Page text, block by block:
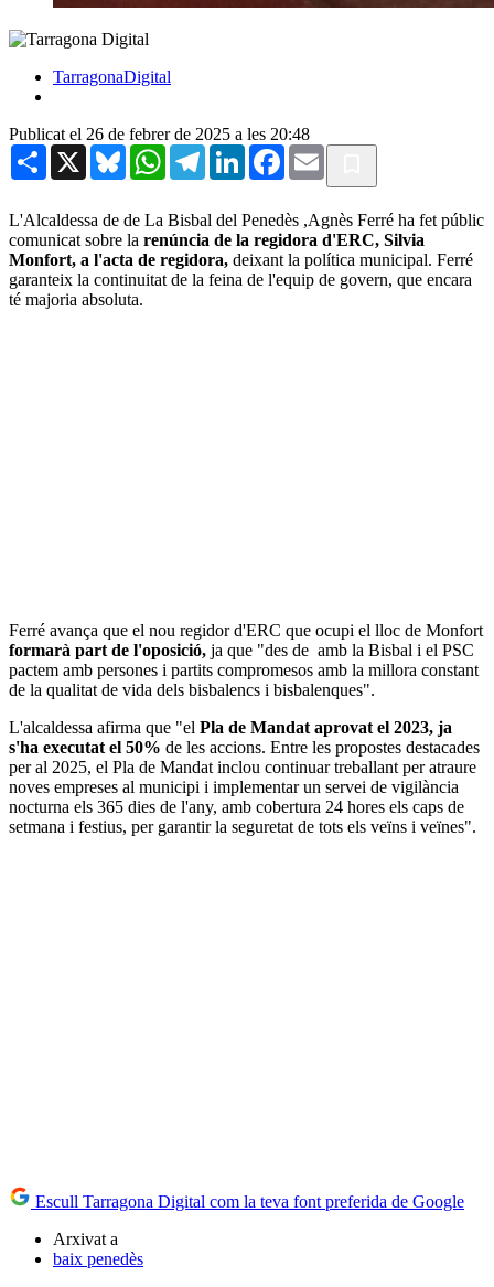
TarragonaDigital
Publicat el 26 de febrer de 2025 a les 20:48
Share X BlueskyWhatsAppTelegramLinkedInFacebook
Email
L'Alcaldessa de de La Bisbal del Penedès ,Agnès Ferré ha fet públic
comunicat sobre la renúncia de la regidora d'ERC, Silvia
Monfort, a l'acta de regidora, deixant la política municipal. Ferré
garanteix la continuitat de la feina de l'equip de govern, que encara
té majoria absoluta.
Ferré avança que el nou regidor d'ERC que ocupi el lloc de Monfort
formarà part de l'oposició, ja que "des de amb la Bisbal i el PSC
pactem amb persones i partits compromesos amb la millora constant
de la qualitat de vida dels bisbalencs i bisbalenques".
L'alcaldessa afirma que "el Pla de Mandat aprovat el 2023, ja
s'ha executat el 50% de les accions. Entre les propostes destacades
per al 2025, el Pla de Mandat inclou continuar treballant per atraure
noves empreses al municipi i implementar un servei de vigilància
nocturna els 365 dies de l'any, amb cobertura 24 hores els caps de
setmana i festius, per garantir la seguretat de tots els veïns i veïnes".
Escull Tarragona Digital com la teva font preferida de Google
Arxivat a
baix penedès